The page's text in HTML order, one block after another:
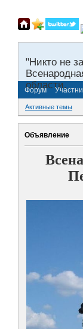
"Никто не
области.
Форум
Активные темы
Объявление